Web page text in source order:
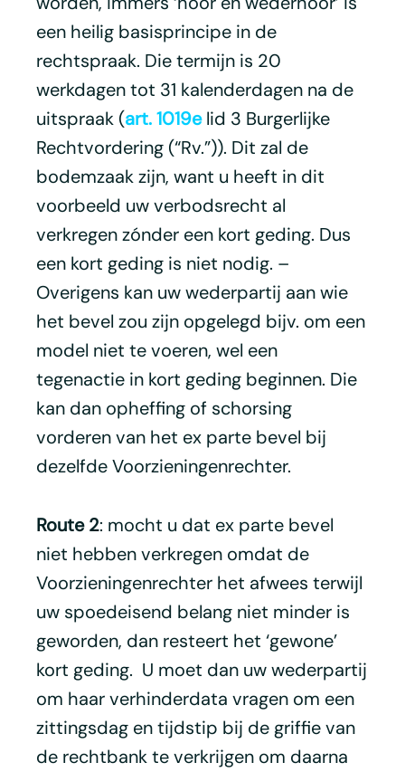
een heilig basisprincipe in de
rechtspraak. Die termijn is 20
werkdagen tot 31 kalenderdagen na de
uitspraak (art. 1019elid 3 Burgerlijke
Rechtvordering (“Rv.”)). Dit zal de
bodemzaak zijn, want u heeft in dit
voorbeeld uw verbodsrecht al
verkregen zónder een kort geding. Dus
een kort geding is niet nodig. –
Overigens kan uw wederpartij aan wie
het bevel zou zijn opgelegd bijv. om een
model niet te voeren, wel een
tegenactie in kort geding beginnen. Die
kan dan opheffing of schorsing
vorderen van het ex parte bevel bij
dezelfde Voorzieningenrechter.
Route 2: mocht u dat ex parte bevel
niet hebben verkregen omdat de
Voorzieningenrechter het afwees terwijl
uw spoedeisend belang niet minder is
geworden, dan resteert het ‘gewone’
kort geding. U moet dan uw wederpartij
om haar verhinderdata vragen om een
zittingsdag en tijdstip bij de griffie van
de rechtbank te verkrijgen om daarna